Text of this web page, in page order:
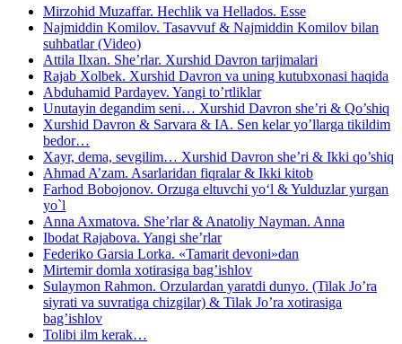
Mirzohid Muzaffar. Hechlik va Hellados. Esse
Najmiddin Komilov. Tasavvuf & Najmiddin Komilov bilan
suhbatlar (Video)
Attila Ilxan. She’rlar. Xurshid Davron tarjimalari
Rajab Xolbek. Xurshid Davron va uning kutubxonasi haqida
Abduhamid Pardayev. Yangi to’rtliklar
Unutayin degandim seni… Xurshid Davron she’ri & Qo’shiq
Xurshid Davron & Sarvara & IA. Sen kelar yo’llarga tikildim
bedor…
Xayr, dema, sevgilim… Xurshid Davron she’ri & Ikki qo’shiq
Ahmad A’zam. Asarlaridan fiqralar & Ikki kitob
Farhod Bobojonov. Orzuga eltuvchi yo‘l & Yulduzlar yurgan
yo`l
Anna Axmatova. She’rlar & Anatoliy Nayman. Anna
Ibodat Rajabova. Yangi she’rlar
Federiko Garsia Lorka. «Tamarit devoni»dan
Mirtemir domla xotirasiga bag’ishlov
Sulaymon Rahmon. Orzulardan yaratdi dunyo. (Tilak Jo’ra
siyrati va suvratiga chizgilar) & Tilak Jo’ra xotirasiga
bag’ishlov
Tolibi ilm kerak…